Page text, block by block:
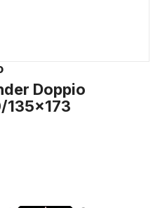
Doppio